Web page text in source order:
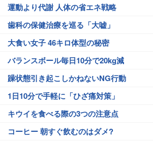
運動より代謝 人体の省エネ戦略
歯科の保健治療を巡る「大嘘」
大食い女子 46キロ体型の秘密
バランスボール毎日10分で20kg減
躁状態引き起こしかねないNG行動
1日10分で手軽に「ひざ痛対策」
キウイを食べる際の3つの注意点
コーヒー 朝すぐ飲むのはダメ?